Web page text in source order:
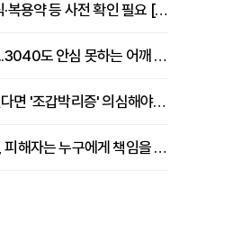
휴가철 건강검진, 금식·복용약 등 사전 확인 필요 [정도감 원장 칼럼]
"40대인데 오십견?"...3040도 안심 못하는 어깨 유착성 관절낭염
손발톱 들뜨고 벗겨진다면 '조갑박리증' 의심해야 [김철윤 원장 칼럼]
자율주행자동차 사고, 피해자는 누구에게 책임을 물을 수 있을까